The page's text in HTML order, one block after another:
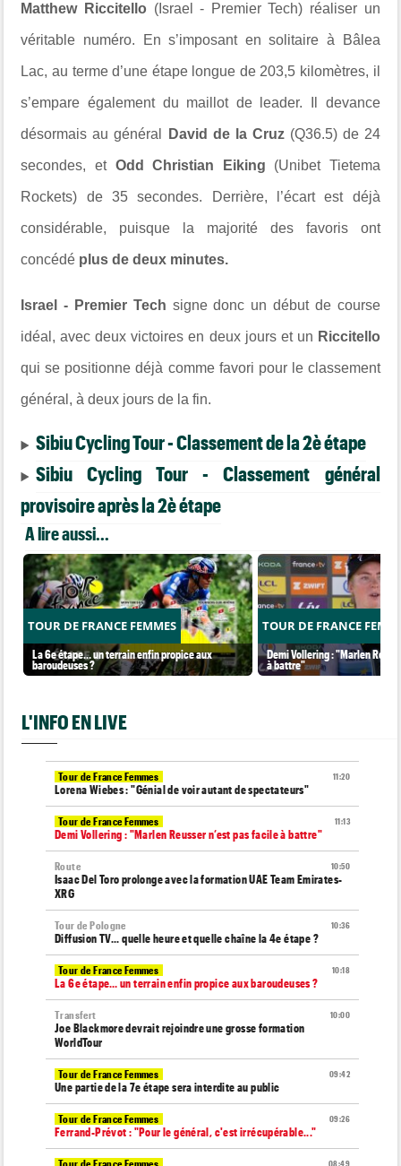
Matthew Riccitello (Israel - Premier Tech) réaliser un
véritable numéro. En s’imposant en solitaire à Bâlea
Lac, au terme d’une étape longue de 203,5 kilomètres, il
s’empare également du maillot de leader. Il devance
désormais au général David de la Cruz(Q36.5) de 24
secondes, et Odd Christian Eiking (Unibet Tietema
Rockets) de 35 secondes. Derrière, l’écart est déjà
considérable, puisque la majorité des favoris ont
concédé plus de deux minutes.
Israel - Premier Tech signe donc un début de course
idéal, avec deux victoires en deux jours et un Riccitello
qui se positionne déjà comme favori pour le classement
général, à deux jours de la fin.
Sibiu Cycling Tour - Classement de la 2è étape
Sibiu Cycling Tour - Classement général
provisoire après la 2è étape
A lire aussi...
TOUR DE FRANCE FEMMES
La 6e étape… un terrain enfin propice aux
baroudeuses ?
TOUR DE FRANCE
Demi Vollering : "Marlen
à battre"
L'INFO EN LIVE
11:20
Tour de France Femmes
Lorena Wiebes : "Génial de voir autant de spectateurs"
11:13
Tour de France Femmes
Demi Vollering : "Marlen Reusser n’est pas facile à battre"
10:50
Route
Isaac Del Toro prolonge avec la formation UAE Team Emirates-
XRG
10:36
Tour de Pologne
Diffusion TV... quelle heure et quelle chaîne la 4e étape ?
10:18
Tour de France Femmes
La 6e étape… un terrain enfin propice aux baroudeuses ?
10:00
Transfert
Joe Blackmore devrait rejoindre une grosse formation
WorldTour
09:42
Tour de France Femmes
Une partie de la 7e étape sera interdite au public
09:26
Tour de France Femmes
Ferrand-Prévot : "Pour le général, c'est irrécupérable..."
08:49
Tour de France Femmes